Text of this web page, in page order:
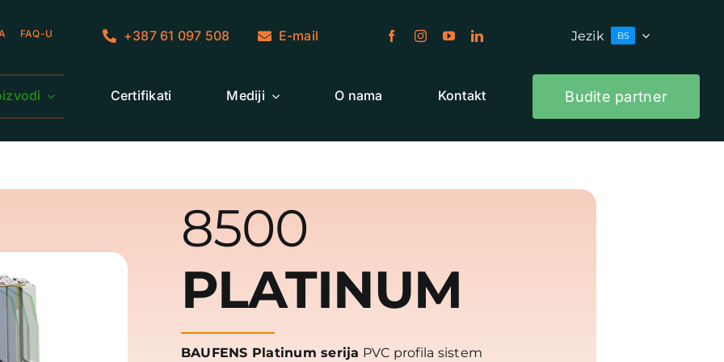
FAQ-U +387 61 097 508 E-mail Jezik BS
Certifikati Mediji O nama Kontakt Budite partner
8500
PLATINUM
BAUFENS Platinum serija PVC profila sistem